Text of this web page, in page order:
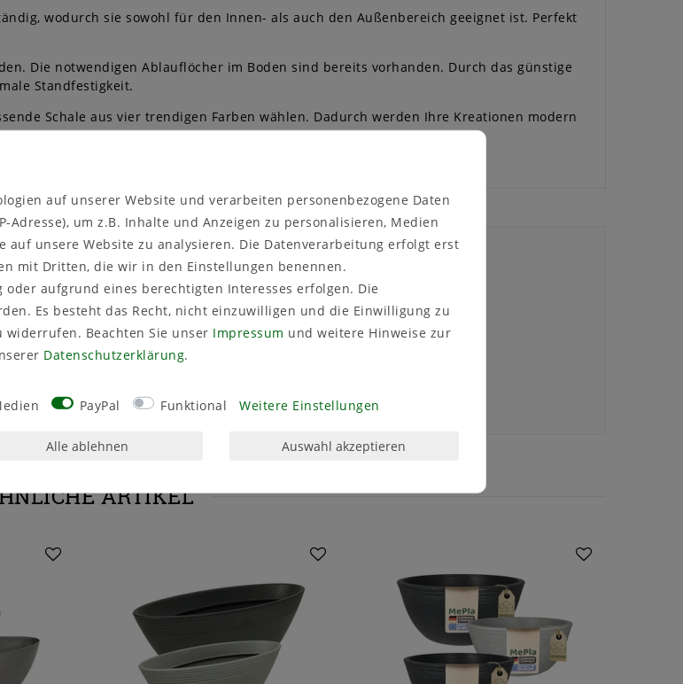
wodurch sie sowohl für den Innen- als auch den Außenbereich geeignet ist. Perfekt
Die notwendigen Ablauflöcher im Boden sind bereits vorhanden. Durch das günstige
Standfestigkeit.
Schale aus vier trendigen Farben wählen. Dadurch werden Ihre Kreationen modern
ARTIKEL
auf unserer Website und verarbeiten personenbezogene Daten
Adresse), um z.B. Inhalte und Anzeigen zu personalisieren, Medien
unsere Website zu analysieren. Die Datenverarbeitung erfolgt erst
mit Dritten, die wir in den Einstellungen benennen.
aufgrund eines berechtigten Interesses erfolgen. Die
Es besteht das Recht, nicht einzuwilligen und die Einwilligung zu
Beachten Sie unser Impressum und weitere Hinweise zur
Daten­schutz­erklärung.
PayPal Funktional Weitere Einstellungen
Alle ablehnen Auswahl akzeptieren